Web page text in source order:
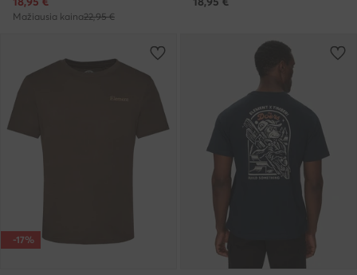
Mažiausia kaina22,95 €
-17%